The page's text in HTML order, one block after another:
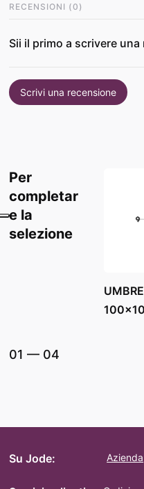
RECENSIONI (0 )
Sii il primo a scrivere
Scrivi una recensione
Per
completar
e la
selezione
01 — 04
Su Jode: Azienda